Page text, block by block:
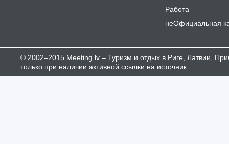
Работа
неОфициальная
© 2002–2015 Meeting.lv – Туризм и отдых в Риге, Латвии,
только при наличии активной ссылки на источник.